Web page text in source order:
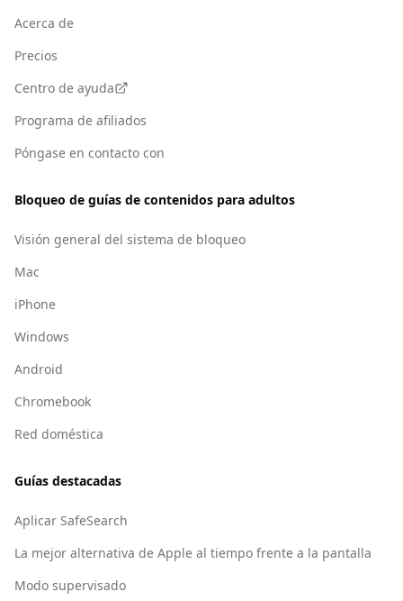
Acerca de
Precios
Centro de ayuda
Programa de afiliados
Póngase en contacto con
Bloqueo de guías de contenidos para adultos
Visión general del sistema de bloqueo
Mac
iPhone
Windows
Android
Chromebook
Red doméstica
Guías destacadas
Aplicar SafeSearch
La mejor alternativa de Apple al tiempo frente a la pantalla
Modo supervisado